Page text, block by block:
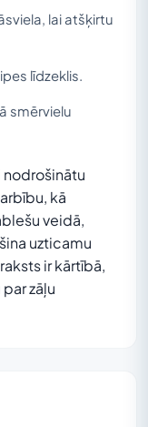
lai atšķirtu
līdzeklis.
smērvielu
nodrošinātu
kā
veidā,
uzticamu
ir kārtībā,
zāļu